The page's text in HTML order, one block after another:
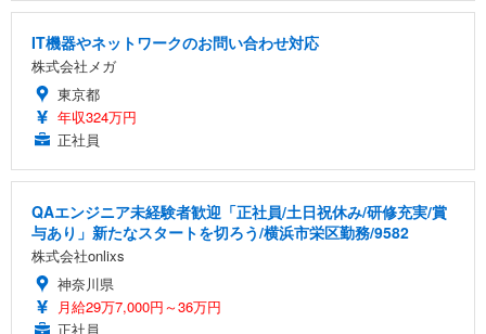
IT機器やネットワークのお問い合わせ対応
株式会社メガ
東京都
年収324万円
正社員
QAエンジニア未経験者歓迎「正社員/土日祝休み/研修充実/賞
与あり」新たなスタートを切ろう/横浜市栄区勤務/9582
株式会社onlixs
神奈川県
月給29万7,000円～36万円
正社員